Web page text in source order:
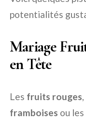
potentialités
Mariage
en Tête
Les fruits rouges
framboises ou les